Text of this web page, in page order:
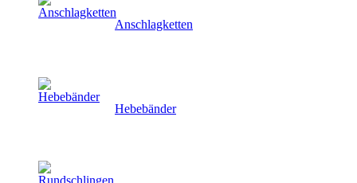
Anschlagketten
Hebebänder